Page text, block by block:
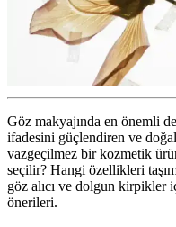
Göz makyajında en önemli
ifadesini güçlendiren ve
vazgeçilmez bir kozmetik
seçilir? Hangi özellikleri
göz alıcı ve dolgun kirpikler
önerileri.